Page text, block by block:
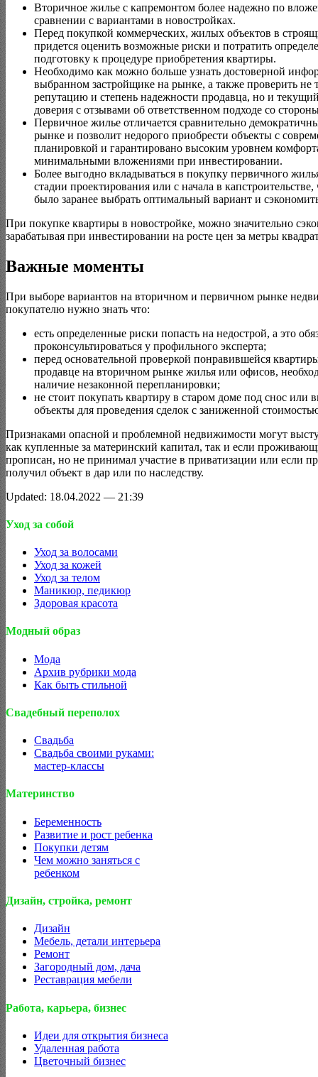
Вторичное жилье с капремонтом более надежно по
сравнении с вариантами в новостройках.
Перед покупкой коммерческих, жилых объектов в
придется оценить возможные риски и потратить
подготовку к процедуре приобретения квартиры.
Необходимо как можно больше узнать достоверной
выбранном застройщике на рынке, а также проверить не
репутацию и степень надежности продавца, но и
доверия с отзывами об ответственном подходе со
Первичное жилье отличается сравнительно
рынке и позволит недорого приобрести объекты с
планировкой и гарантировано высоким уровнем
минимальными вложениями при инвестировании.
Более выгодно вкладываться в покупку первичного
стадии проектирования или с начала в
было заранее выбрать оптимальный вариант и
При покупке квартиры в новостройке, можно значительно
зарабатывая при инвестировании на росте цен за метры
Важные моменты
При выборе вариантов на вторичном и первичном рынке
покупателю нужно знать что:
есть определенные риски попасть на недострой, а это
проконсультироваться у профильного эксперта;
перед основательной проверкой понравившейся
продавце на вторичном рынке жилья или офисов,
наличие незаконной перепланировки;
не стоит покупать квартиру в старом доме под снос или
объекты для проведения сделок с заниженной
Признаками опасной и проблемной недвижимости могут
как купленные за материнский капитал, так и если
прописан, но не принимал участие в приватизации или если
получил объект в дар или по наследству.
Updated: 18.04.2022 — 21:39
Уход за собой
Уход за волосами
Уход за кожей
Уход за телом
Маникюр, педикюр
Здоровая красота
Модный образ
Мода
Архив рубрики мода
Как быть стильной
Свадебный переполох
Свадьба
Свадьба своими руками:
мастер-классы
Материнство
Беременность
Развитие и рост ребенка
Покупки детям
Чем можно заняться с
ребенком
Дизайн, стройка, ремонт
Дизайн
Мебель, детали интерьера
Ремонт
Загородный дом, дача
Реставрация мебели
Работа, карьера, бизнес
Идеи для открытия бизнеса
Удаленная работа
Цветочный бизнес